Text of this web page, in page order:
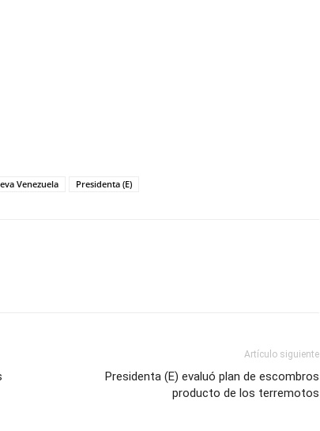
Venezuela Presidenta (E)
Artículo siguiente
Presidenta (E) evaluó plan de escombros
producto de los terremotos